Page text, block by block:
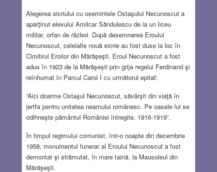
Alegerea sicriului cu osemintele Ostaşului Necunoscut a
aparţinut elevului Amilcar Săndulescu de la un liceu
militar, orfan de război. După desemnarea Eroului
Necunoscut, celelalte nouă sicrie au fost duse la loc în
Cimitirul Eroilor din Mărăşeşti. Eroul Necunoscut a fost
adus în 1923 de la Mărăşeşti prin grija regelui Ferdinand şi
reînhumat în Parcul Carol I cu următorul epitaf:
“Aici doarme Ostaşul Necunoscut, săvârşit din viaţă în
jertfa pentru unitatea neamului românesc. Pe oasele lui se
odihneşte pământul României întregite. 1916-1919”.
În timpul regimului comunist, într-o noapte din decembrie
1958, monumentul funerar al Eroului Necunoscut a fost
demontat şi strămutat, în mare taină, la Mausoleul din
Mărăşeşti.